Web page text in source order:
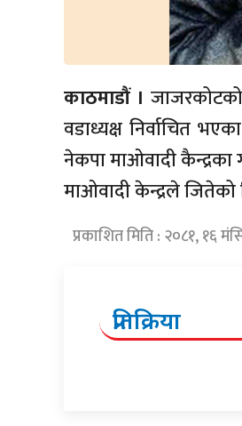
काठमाडौं ।
वडाध्यक्ष निर्वाचित
नेकपा माओवादी
माओवादी केन्द्रले जितेको
प्रकाशित मिति : २०८१, १६
प्रतिक्रिया